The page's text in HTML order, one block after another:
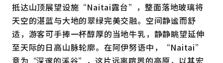
抵达山顶展望设施“Naitai露台”，整面落地玻璃将
天空的湛蓝与大地的翠绿完美交融。空间静谧而舒
适，游客可手捧一杯醇厚的当地牛乳，静静眺望延伸
至天际的日高山脉轮廓。在阿伊努语中，“Naitai”
意为“深邃的溪谷”，这片远离喧嚣的高原，以其宏